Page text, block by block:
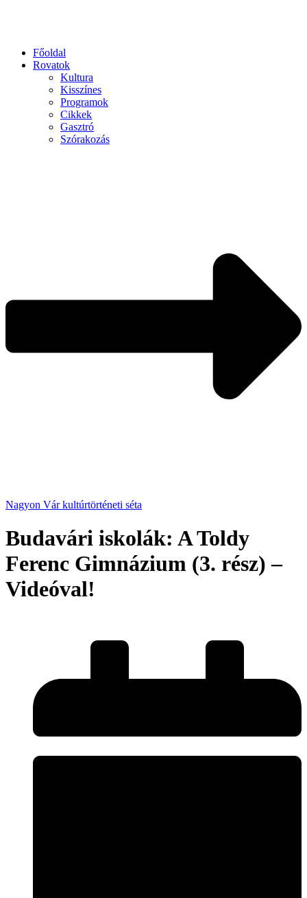
Főoldal
Rovatok
Kultura
Kisszínes
Programok
Cikkek
Gasztró
Szórakozás
Nagyon Vár kultúrtörténeti séta
Budavári iskolák: A Toldy
Ferenc Gimnázium (3. rész) –
Videóval!